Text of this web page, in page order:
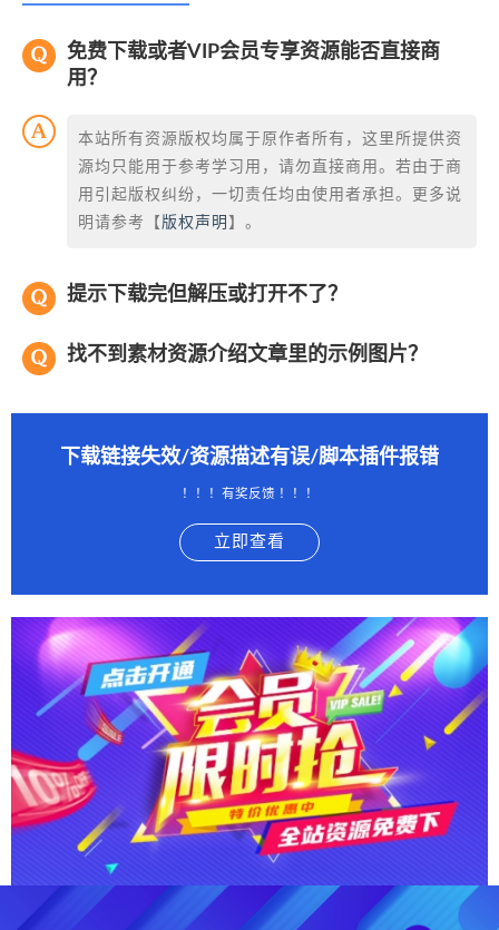
免费下载或者VIP会员专享资源能否直接商
用？
本站所有资源版权均属于原作者所有，这里所提供资
源均只能用于参考学习用，请勿直接商用。若由于商
用引起版权纠纷，一切责任均由使用者承担。更多说
明请参考【 版权声明 】。
提示下载完但解压或打开不了？
找不到素材资源介绍文章里的示例图片？
下载链接失效/资源描述有误/脚本插件报错
！！！有奖反馈 ！！！
立即查看